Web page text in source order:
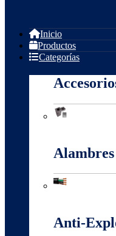
Inicio
Productos
Categorías
Anti-